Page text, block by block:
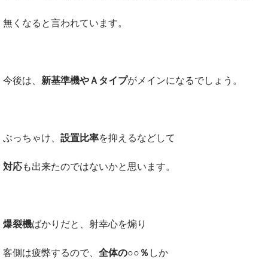
無くなると言われています。
今後は、 新基準機やＡタイプがメインになるでしょう。
ぶっちゃけ、 設置比率を抑えるなどして
対応も出来たのではないかと思います。
爆裂機ばかりだと、射幸心を煽り
客側は疲弊するので、 全体の○○％ しか